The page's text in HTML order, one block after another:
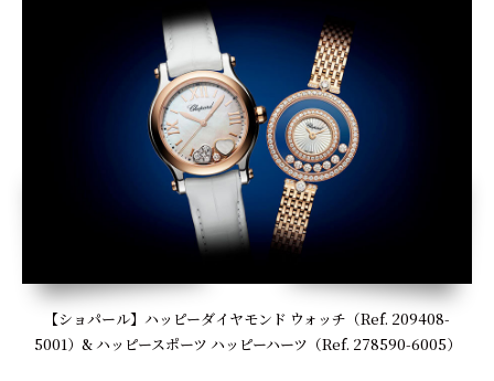
【ショパール】ハッピーダイヤモンド ウォッチ（Ref. 209408-
5001）& ハッピースポーツ ハッピーハーツ（Ref. 278590-6005）